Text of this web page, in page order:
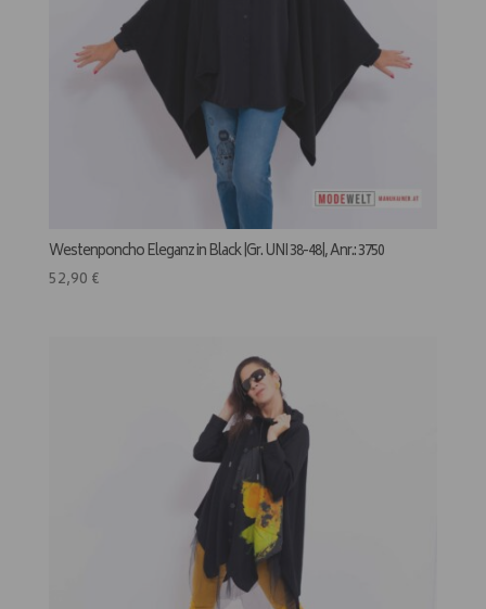
Westenponcho Eleganz in Black |Gr. UNI 38-48|, Anr.: 3750
52,90 €